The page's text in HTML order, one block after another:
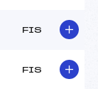
FIS
FIS